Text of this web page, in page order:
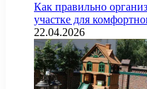
Как правильно
участке для
22.04.2026